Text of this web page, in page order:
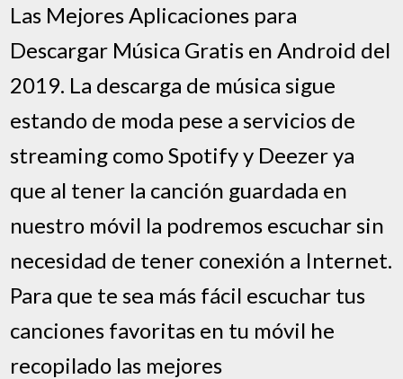
Las Mejores Aplicaciones para
Descargar Música Gratis en Android del
2019. La descarga de música sigue
estando de moda pese a servicios de
streaming como Spotify y Deezer ya
que al tener la canción guardada en
nuestro móvil la podremos escuchar sin
necesidad de tener conexión a Internet.
Para que te sea más fácil escuchar tus
canciones favoritas en tu móvil he
recopilado las mejores